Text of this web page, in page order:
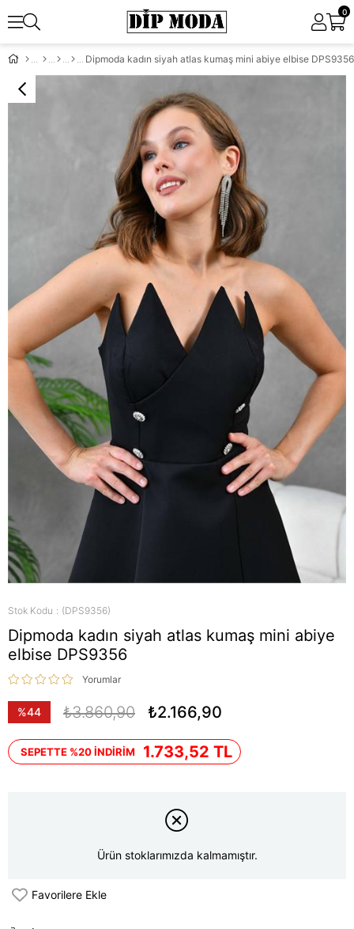
0
Dipmoda kadın siyah atlas kumaş mini abiye elbise DPS9356
Stok Kodu (DPS9356)
Dipmoda kadın siyah atlas kumaş mini abiye
elbise DPS9356
Yorumlar
%44
₺3.860,90 ₺2.166,90
SEPETTE %20 İNDİRİM 1.733,52 TL
Ürün stoklarımızda kalmamıştır.
Favorilere Ekle